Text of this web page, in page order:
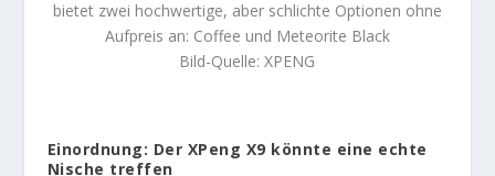
bietet zwei hochwertige, aber schlichte Optionen ohne
Aufpreis an: Coffee und Meteorite Black
Bild-Quelle: XPENG
Einordnung: Der XPeng X9 könnte eine echte
Nische treffen